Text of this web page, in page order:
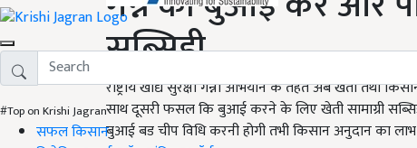
#Top on Krishi Jagran
सफल किसान
सब्सिडी
राष्ट्रीय खाद्य सुरक्षा गन्ना अभियान के तहत अब खेती तथा
साथ दूसरी फसल कि बुआई करने के लिए खेती सामाग्री
बुआई बड चीप विधि करनी होगी तभी किसान अनुदान का